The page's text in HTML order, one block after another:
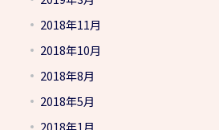
2018年11月
2018年10月
2018年8月
2018年5月
2018年1月